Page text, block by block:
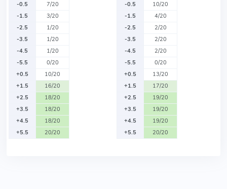
-0.5
7/20
-1.5
3/20
-2.5
1/20
-3.5
1/20
-4.5
1/20
-5.5
0/20
+0.5
10/20
+1.5
16/20
+2.5
18/20
+3.5
18/20
+4.5
18/20
+5.5
20/20
-0.5
10/20
-1.5
4/20
-2.5
2/20
-3.5
2/20
-4.5
2/20
-5.5
0/20
+0.5
13/20
+1.5
17/20
+2.5
19/20
+3.5
19/20
+4.5
19/20
+5.5
20/20